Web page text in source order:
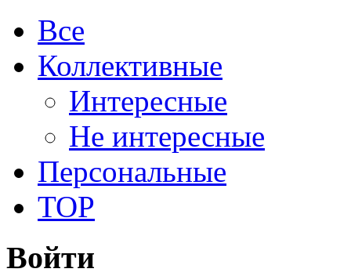
Все
Коллективные
Интересные
Не интересные
Персональные
TOP
Войти